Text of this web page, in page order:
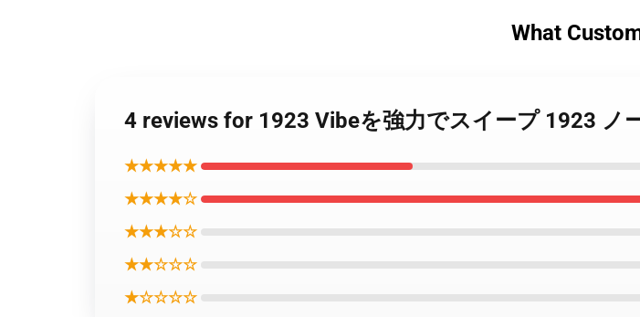
What
4 reviews for 1923 Vibeを強力でスイープ 1923 ノ
★★★★★
★★★★☆
★★★☆☆
★★☆☆☆
★☆☆☆☆